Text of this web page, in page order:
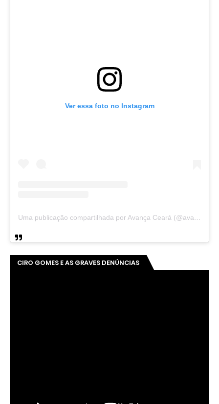
Ver essa foto no Instagram
Uma publicação compartilhada por Avança Ceará (@avancaceara)
CIRO GOMES E AS GRAVES DENÚNCIAS